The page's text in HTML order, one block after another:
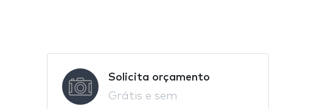
Solicita orçamento
Grátis e sem